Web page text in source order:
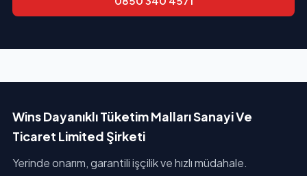
Wins Dayanıklı Tüketim Malları Sanayi Ve
Ticaret Limited Şirketi
Yerinde onarım, garantili işçilik ve hızlı müdahale.